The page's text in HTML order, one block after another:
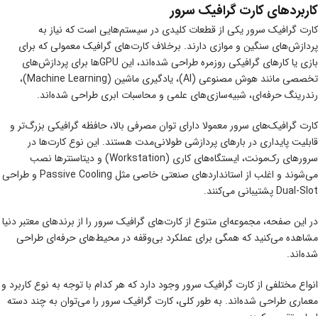
کاربردهای کارت گرافیک سرور
کارت گرافیک سرور یکی از قطعات کلیدی در سیستم‌هایی است که نیاز به
پردازش‌های سنگین و موازی دارند. برخلاف کارت‌های گرافیک معمولی که برای
بازی یا کارهای گرافیکی روزمره طراحی شده‌اند، این GPUها برای پردازش‌های
تخصصی مانند هوش مصنوعی (AI)، یادگیری ماشین (Machine Learning)،
رندرینگ حرفه‌ای، شبیه‌سازی‌های علمی و محاسبات ابری طراحی شده‌اند.
کارت گرافیک‌های سرور معمولا دارای توان مصرفی بالا، حافظه گرافیکی بزرگ‌تر و
قابلیت پایداری در بارهای پردازشی طولانی‌مدت هستند. این نوع کارت‌ها در
سرورهای رک‌مونت، ایستگاه‌های کاری (Workstation) و دیتاسنترها نصب
می‌شوند و اغلب از استانداردهای صنعتی خاصی مثل Passive Cooling و طراحی
Dual-Slot پشتیبانی می‌کنند.
در این صفحه، مجموعه‌ای متنوع از کارت‌های گرافیک سرور را از برندهای معتبر دنیا
مشاهده می‌کنید که همگی برای عملکرد بی‌وقفه در محیط‌های حرفه‌ای طراحی
شده‌اند.
انواع مختلفی از کارت گرافیک سرور وجود دارد که هر کدام با توجه به نوع کاربرد و
معماری طراحی شده‌اند. به طور کلی، کارت گرافیک سرور را می‌توان به چند دسته